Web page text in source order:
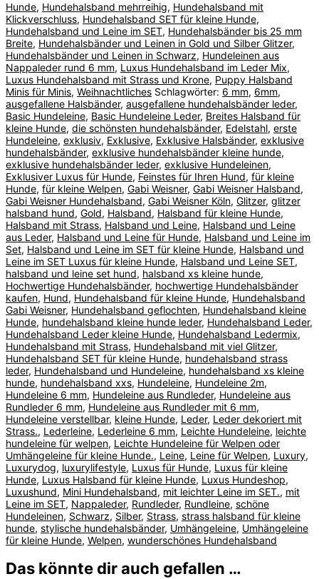
Hunde, Hundehalsband mehrreihig, Hundehalsband mit
Klickverschluss, Hundehalsband SET für kleine Hunde,
Hundehalsband und Leine im SET, Hundehalsbänder bis 25 mm
Breite, Hundehalsbänder und Leinen in Gold und Silber Glitzer,
Hundehalsbänder und Leinen in Schwarz, Hundeleinen aus
Nappaleder rund 6 mm, Luxus Hundehalsband im Leder Mix,
Luxus Hundehalsband mit Strass und Krone, Puppy Halsband
Minis für Minis, Weihnachtliches Schlagwörter: 6 mm, 6mm,
ausgefallene Halsbänder, ausgefallene hundehalsbänder leder,
Basic Hundeleine, Basic Hundeleine Leder, Breites Halsband für
kleine Hunde, die schönsten hundehalsbänder, Edelstahl, erste
Hundeleine, exklusiv, Exklusive, Exklusive Halsbänder, exklusive
hundehalsbänder, exklusive hundehalsbänder kleine hunde,
exklusive hundehalsbänder leder, exklusive Hundeleinen,
Exklusiver Luxus für Hunde, Feinstes für Ihren Hund, für kleine
Hunde, für kleine Welpen, Gabi Weisner, Gabi Weisner Halsband,
Gabi Weisner Hundehalsband, Gabi Weisner Köln, Glitzer, glitzer
halsband hund, Gold, Halsband, Halsband für kleine Hunde,
Halsband mit Strass, Halsband und Leine, Halsband und Leine
aus Leder, Halsband und Leine für Hunde, Halsband und Leine im
Set, Halsband und Leine im SET für kleine Hunde, Halsband und
Leine im SET Luxus für kleine Hunde, Halsband und Leine SET,
halsband und leine set hund, halsband xs kleine hunde,
Hochwertige Hundehalsbänder, hochwertige Hundehalsbänder
kaufen, Hund, Hundehalsband für kleine Hunde, Hundehalsband
Gabi Weisner, Hundehalsband geflochten, Hundehalsband kleine
Hunde, hundehalsband kleine hunde leder, Hundehalsband Leder,
Hundehalsband Leder kleine Hunde, Hundehalsband Ledermix,
Hundehalsband mit Strass, Hundehalsband mit viel Glitzer,
Hundehalsband SET für kleine Hunde, hundehalsband strass
leder, Hundehalsband und Hundeleine, hundehalsband xs kleine
hunde, hundehalsband xxs, Hundeleine, Hundeleine 2m,
Hundeleine 6 mm, Hundeleine aus Rundleder, Hundeleine aus
Rundleder 6 mm, Hundeleine aus Rundleder mit 6 mm,
Hundeleine verstellbar, kleine Hunde, Leder, Leder dekoriert mit
Strass., Lederleine, Lederleine 6 mm, Leichte Hundeleine, leichte
hundeleine für welpen, Leichte Hundeleine für Welpen oder
Umhängeleine für kleine Hunde., Leine, Leine für Welpen, Luxury,
Luxurydog, luxurylifestyle, Luxus für Hunde, Luxus für kleine
Hunde, Luxus Halsband für kleine Hunde, Luxus Hundeshop,
Luxushund, Mini Hundehalsband, mit leichter Leine im SET., mit
Leine im SET, Nappaleder, Rundleder, Rundleine, schöne
Hundeleinen, Schwarz, Silber, Strass, strass halsband für kleine
hunde, stylische hundehalsbänder, Umhängeleine, Umhängeleine
für kleine Hunde, Welpen, wunderschönes Hundehalsband
Das könnte dir auch gefallen …